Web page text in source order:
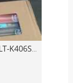
Kompatible Samsung Toner CLT-K406S / CLT-C406S